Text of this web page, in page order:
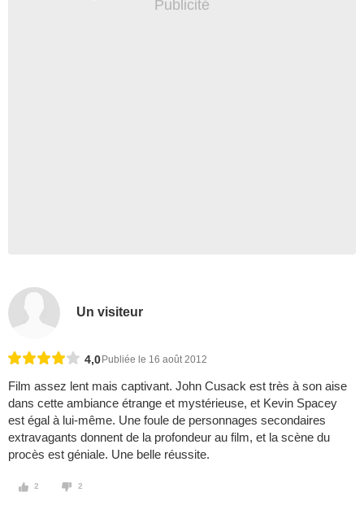
Un visiteur
4,0 Publiée le 16 août 2012
Film assez lent mais captivant. John Cusack est très à son aise
dans cette ambiance étrange et mystérieuse, et Kevin Spacey
est égal à lui-même. Une foule de personnages secondaires
extravagants donnent de la profondeur au film, et la scène du
procès est géniale. Une belle réussite.
2 2